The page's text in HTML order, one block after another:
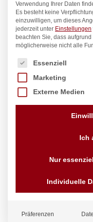
Verwendung Ihrer Daten
Es besteht keine
einzuwilligen, um dieses
jederzeit unter Einstellungen
beachten Sie, dass
möglicherweise nicht alle
Es folgt eine Liste der
Essenziell
Marketing
Externe Medien
Ich
Nur
Individuelle
Präferenzen